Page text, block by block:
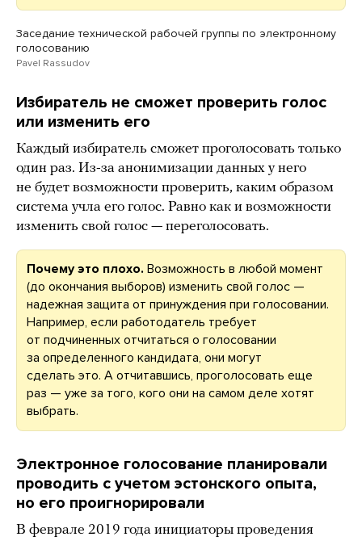
Заседание технической рабочей группы по электронному
голосованию
Pavel Rassudov
Избиратель не сможет проверить голос
или изменить его
Каждый избиратель сможет проголосовать только
один раз. Из-за анонимизации данных у него
не будет возможности проверить, каким образом
система учла его голос. Равно как и возможности
изменить свой голос — переголосовать.
Почему это плохо. Возможность в любой момент
(до окончания выборов) изменить свой голос —
надежная защита от принуждения при голосовании.
Например, если работодатель требует
от подчиненных отчитаться о голосовании
за определенного кандидата, они могут
сделать это. А отчитавшись, проголосовать еще
раз — уже за того, кого они на самом деле хотят
выбрать.
Электронное голосование планировали
проводить с учетом эстонского опыта,
но его проигнорировали
В феврале 2019 года инициаторы проведения